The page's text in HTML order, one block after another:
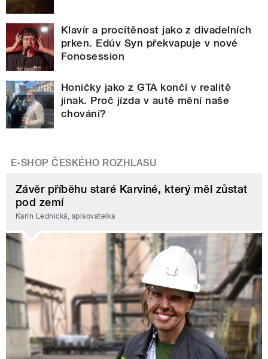
Klavír a procítěnost jako z divadelních
prken. Edúv Syn překvapuje v nové
Fonosession
Honičky jako z GTA končí v realitě
jinak. Proč jízda v autě mění naše
chování?
E-SHOP ČESKÉHO ROZHLASU
Závěr příběhu staré Karviné, který měl zůstat
pod zemí
Karin Lednická, spisovatelka